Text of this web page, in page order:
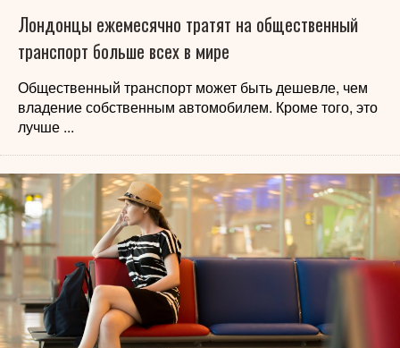
Лондонцы ежемесячно тратят на общественный
транспорт больше всех в мире
Общественный транспорт может быть дешевле, чем
владение собственным автомобилем. Кроме того, это
лучше ...